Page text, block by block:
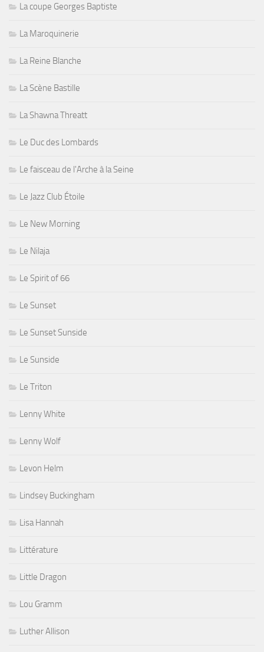
La coupe Georges Baptiste
La Maroquinerie
La Reine Blanche
La Scène Bastille
La Shawna Threatt
Le Duc des Lombards
Le faisceau de l'Arche à la Seine
Le Jazz Club Étoile
Le New Morning
Le Nilaja
Le Spirit of 66
Le Sunset
Le Sunset Sunside
Le Sunside
Le Triton
Lenny White
Lenny Wolf
Levon Helm
Lindsey Buckingham
Lisa Hannah
Littérature
Little Dragon
Lou Gramm
Luther Allison